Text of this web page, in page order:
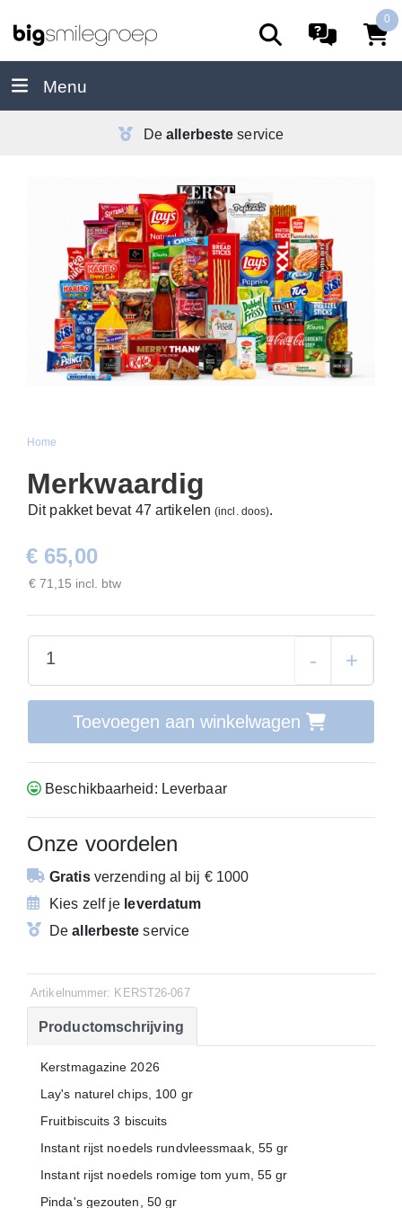
0
Menu
Deallerbeste service
Home
Merkwaardig
Dit pakket bevat 47 artikelen (incl. doos).
€ 65,00
€ 71,15 incl. btw
- +
Toevoegen aan winkelwagen
Beschikbaarheid: Leverbaar
Onze voordelen
Gratisverzending al bij € 1000
Kies zelf je leverdatum
Deallerbeste service
Artikelnummer: KERST26-067
Productomschrijving
Kerstmagazine 2026
Lay's naturel chips, 100 gr
Fruitbiscuits 3 biscuits
Instant rijst noedels rundvleessmaak, 55 gr
Instant rijst noedels romige tom yum, 55 gr
Pinda's gezouten, 50 gr